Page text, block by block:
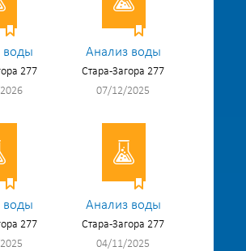
воды
277
Анализ воды
Стара-Загора 277
07/12/2025
воды
277
Анализ воды
Стара-Загора 277
04/11/2025